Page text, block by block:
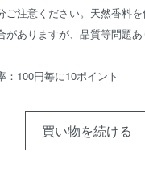
ご注意ください。天然香料
ありますが、品質等問題あ
：100円毎に10ポイント
買い物を続ける